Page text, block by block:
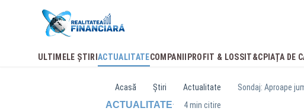
ULTIMELE ȘTIRI ACTUALITATECOMPANII PROFIT & LOSS IT&C PIAȚA DE
Acasă Știri Actualitate Sondaj: Aproape
ACTUALITATE· 4 min citire